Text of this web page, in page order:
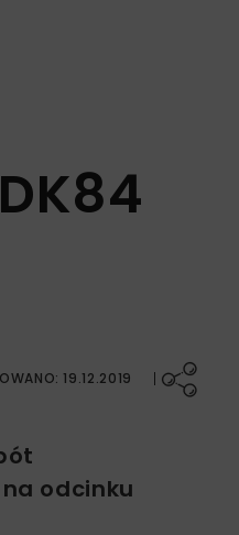
19.12.2019
odcinku